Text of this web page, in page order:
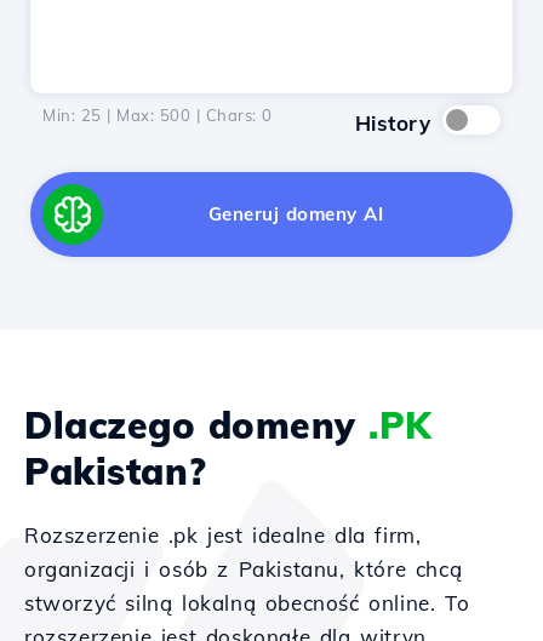
Min: 25 | Max: 500 | Chars: 0 History
Generuj domeny AI
Dlaczego domeny .PK
Pakistan?
Rozszerzenie .pk jest idealne dla firm,
organizacji i osób z Pakistanu, które chcą
stworzyć silną lokalną obecność online. To